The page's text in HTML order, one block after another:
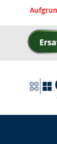
Direkt
zum